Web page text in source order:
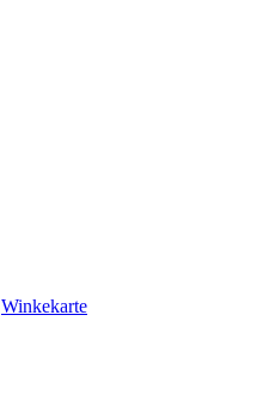
Winkekarte